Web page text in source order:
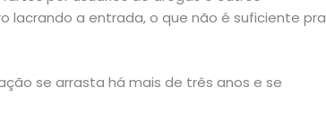
lacrando a entrada, o que não é suficiente pra
se arrasta há mais de três anos e se